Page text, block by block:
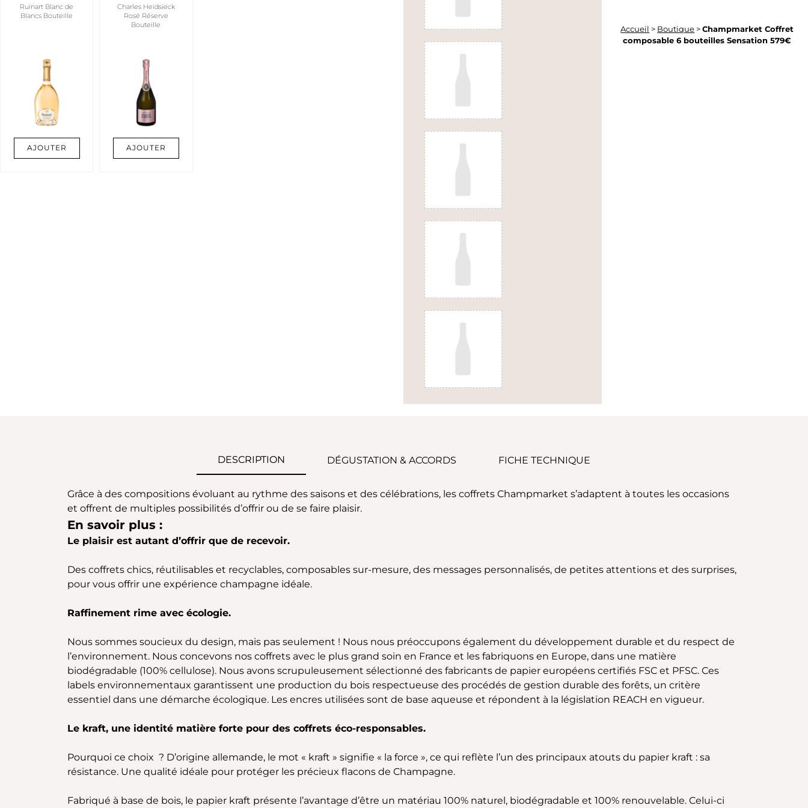
Ruinart Blanc de
Blancs Bouteille
AJOUTER
Charles Heidsieck
Rosé Réserve
Bouteille
AJOUTER
Accueil > Boutique >Champmarket Coffret
composable 6 bouteilles Sensation 579€
DESCRIPTION DÉGUSTATION & ACCORDS FICHE TECHNIQUE
Grâce à des compositions évoluant au rythme des saisons et des célébrations, les coffrets Champmarket s’adaptent à toutes les occasions
et offrent de multiples possibilités d’offrir ou de se faire plaisir.
En savoir plus :
Le plaisir est autant d’offrir que de recevoir.
Des coffrets chics, réutilisables et recyclables, composables sur-mesure, des messages personnalisés, de petites attentions et des surprises,
pour vous offrir une expérience champagne idéale.
Raffinement rime avec écologie.
Nous sommes soucieux du design, mais pas seulement ! Nous nous préoccupons également du développement durable et du respect de
l’environnement. Nous concevons nos coffrets avec le plus grand soin en France et les fabriquons en Europe, dans une matière
biodégradable (100% cellulose). Nous avons scrupuleusement sélectionné des fabricants de papier européens certifiés FSC et PFSC. Ces
labels environnementaux garantissent une production du bois respectueuse des procédés de gestion durable des forêts, un critère
essentiel dans une démarche écologique. Les encres utilisées sont de base aqueuse et répondent à la législation REACH en vigueur.
Le kraft, une identité matière forte pour des coffrets éco-responsables.
Pourquoi ce choix ? D’origine allemande, le mot « kraft » signifie « la force », ce qui reflète l’un des principaux atouts du papier kraft : sa
résistance. Une qualité idéale pour protéger les précieux flacons de Champagne.
Fabriqué à base de bois, le papier kraft présente l’avantage d’être un matériau 100% naturel, biodégradable et 100% renouvelable. Celui-ci